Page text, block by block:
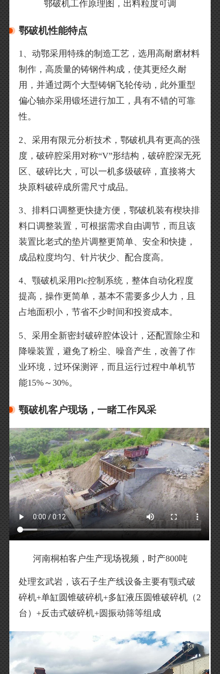
鄂破机工作原理图，出料粒度可调
鄂破机性能特点
1、动鄂采用特殊的制造工艺，选用高耐磨材料
制作，高质量的铸钢件构成，使其更经久耐
用，并通过两个大型铸钢飞轮传动，此外重型
偏心轴亦采用锻坯进行加工，具有不错的可靠
性。
2、采用有限元分析技术，鄂破机具有更高的强
度，破碎腔采用对称“V”形结构，破碎腔深无死
区、破碎比大，可以一机多级破碎，直接将大
块原料破碎成所需尺寸成品。
3、排料口调整更快捷方便，鄂破机装有楔块排
料口调整装置，可根据需求自由调节，而且该
装置比老式的垫片调整更简单、安全和快捷，
成品粒度均匀、针片状少、配合度高。
4、颚破机采用Plc控制系统，整体自动化程度
提高，操作更简单，基本不需要多少人力，且
占地面积小，节省不少时间和投资成本。
5、采用全新密封破碎腔体设计，还配置除尘和
降噪装置，避免了粉尘、噪音产生，改善了作
业环境，过环保测评，而且运行过程中单机节
能15%～30%。
颚破机客户现场，一睹工作风采
河南桐柏客户生产现场视频，时产800吨
处理玄武岩，该石子生产线设备主要有颚式破
碎机+单缸圆锥破碎机+多缸液压圆锥破碎机（2
台）+反击式破碎机+圆振动筛等组成